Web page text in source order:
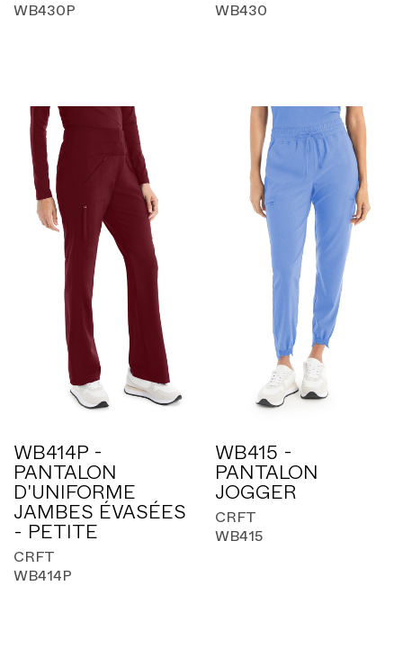
WB430P WB430
WB414P -
PANTALON
D'UNIFORME
JAMBES ÉVASÉES
- PETITE
CRFT
WB414P
WB415 -
PANTALON
JOGGER
CRFT
WB415